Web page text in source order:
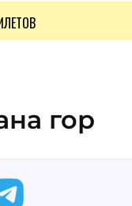
гор